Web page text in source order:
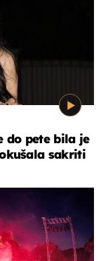
do pete bila je
sakriti